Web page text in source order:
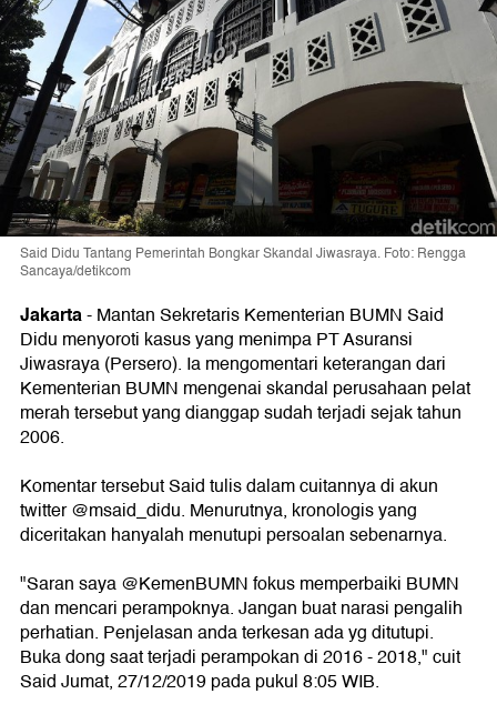
Said Didu Tantang Pemerintah Bongkar Skandal Jiwasraya. Foto: Rengga
Sancaya/detikcom
Jakarta- Mantan Sekretaris Kementerian BUMN Said
Didu menyoroti kasus yang menimpa PT Asuransi
Jiwasraya (Persero). Ia mengomentari keterangan dari
Kementerian BUMN mengenai skandal perusahaan pelat
merah tersebut yang dianggap sudah terjadi sejak tahun
2006.
Komentar tersebut Said tulis dalam cuitannya di akun
twitter @msaid_didu. Menurutnya, kronologis yang
diceritakan hanyalah menutupi persoalan sebenarnya.
"Saran saya @KemenBUMN fokus memperbaiki BUMN
dan mencari perampoknya. Jangan buat narasi pengalih
perhatian. Penjelasan anda terkesan ada yg ditutupi.
Buka dong saat terjadi perampokan di 2016 - 2018," cuit
Said Jumat, 27/12/2019 pada pukul 8:05 WIB.